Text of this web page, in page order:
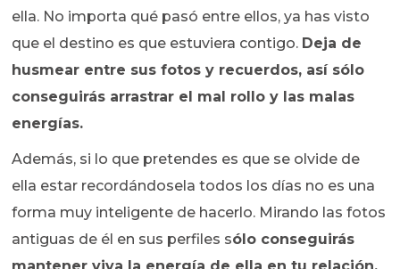
ella. No importa qué pasó entre ellos, ya has visto
que el destino es que estuviera contigo. Deja de
husmear entre sus fotos y recuerdos, así sólo
conseguirás arrastrar el mal rollo y las malas
energías.
Además, si lo que pretendes es que se olvide de
ella estar recordándosela todos los días no es una
forma muy inteligente de hacerlo. Mirando las fotos
antiguas de él en sus perfiles sólo conseguirás